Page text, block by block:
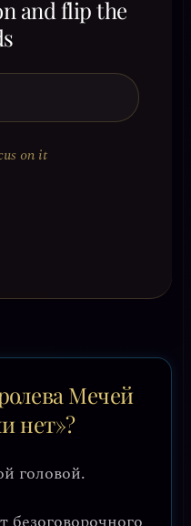
and flip the
on it
Мечей
нет»?
головой.